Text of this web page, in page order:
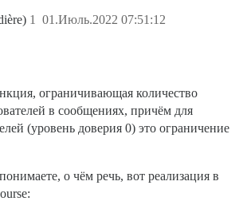
01.Июль.2022 07:51:12
1
ограничивающая количество
в сообщениях, причём для
(уровень доверия 0) это ограничение
о чём речь, вот реализация в